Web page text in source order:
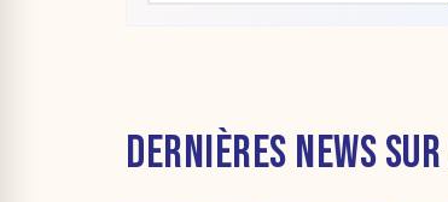
DERNIÈRES NEWS SUR